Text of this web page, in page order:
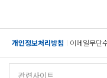
개인정보처리방침 이메일무단